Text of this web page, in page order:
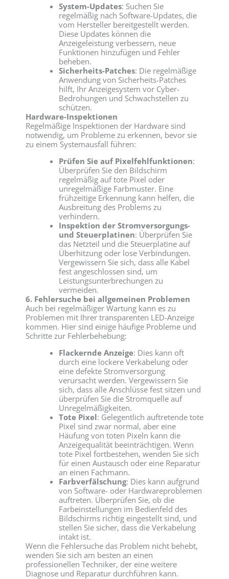
System-Updates: Suchen Sie
regelmäßig nach Software-Updates, die
vom Hersteller bereitgestellt werden.
Diese Updates können die
Anzeigeleistung verbessern, neue
Funktionen hinzufügen und Fehler
beheben.
Sicherheits-Patches: Die regelmäßige
Anwendung von Sicherheits-Patches
hilft, Ihr Anzeigesystem vor Cyber-
Bedrohungen und Schwachstellen zu
schützen.
Hardware-Inspektionen
Regelmäßige Inspektionen der Hardware sind
notwendig, um Probleme zu erkennen, bevor sie
zu einem Systemausfall führen:
Prüfen Sie auf Pixelfehlfunktionen:
Überprüfen Sie den Bildschirm
regelmäßig auf tote Pixel oder
unregelmäßige Farbmuster. Eine
frühzeitige Erkennung kann helfen, die
Ausbreitung des Problems zu
verhindern.
Inspektion der Stromversorgungs-
und Steuerplatinen: Überprüfen Sie
das Netzteil und die Steuerplatine auf
Überhitzung oder lose Verbindungen.
Vergewissern Sie sich, dass alle Kabel
fest angeschlossen sind, um
Leistungsunterbrechungen zu
vermeiden.
6. Fehlersuche bei allgemeinen Problemen
Auch bei regelmäßiger Wartung kann es zu
Problemen mit Ihrer transparenten LED-Anzeige
kommen. Hier sind einige häufige Probleme und
Schritte zur Fehlerbehebung:
Flackernde Anzeige: Dies kann oft
durch eine lockere Verkabelung oder
eine defekte Stromversorgung
verursacht werden. Vergewissern Sie
sich, dass alle Anschlüsse fest sitzen und
überprüfen Sie die Stromquelle auf
Unregelmäßigkeiten.
Tote Pixel: Gelegentlich auftretende tote
Pixel sind zwar normal, aber eine
Häufung von toten Pixeln kann die
Anzeigequalität beeinträchtigen. Wenn
tote Pixel fortbestehen, wenden Sie sich
für einen Austausch oder eine Reparatur
an einen Fachmann.
Farbverfälschung: Dies kann aufgrund
von Software- oder Hardwareproblemen
auftreten. Überprüfen Sie, ob die
Farbeinstellungen im Bedienfeld des
Bildschirms richtig eingestellt sind, und
stellen Sie sicher, dass die Verkabelung
intakt ist.
Wenn die Fehlersuche das Problem nicht behebt,
wenden Sie sich am besten an einen
professionellen Techniker, der eine weitere
Diagnose und Reparatur durchführen kann.